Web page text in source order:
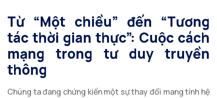
Từ “Một chiều” đến “Tương
tác thời gian thực”: Cuộc cách
mạng trong tư duy truyền
thông
Chúng ta đang chứng kiến một sự thay đổi mang tính hệ